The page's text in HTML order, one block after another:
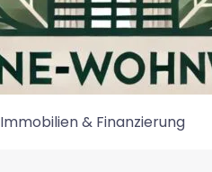
Immobilien & Finanzierung